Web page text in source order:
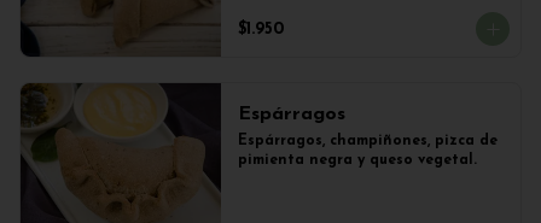
$1.950
Espárragos
Espárragos, champiñones, pizca de
pimienta negra y queso vegetal.